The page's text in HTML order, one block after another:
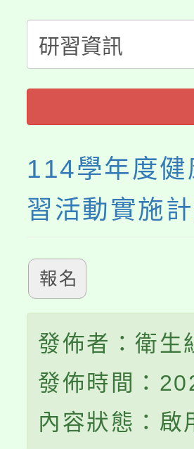
半價優惠，
者。
份教師增能
份教師研習
淨零綠生活
會
程
114學年度
習活動實施
報名
發佈者：衛生
發佈時間：
內容狀態：啟